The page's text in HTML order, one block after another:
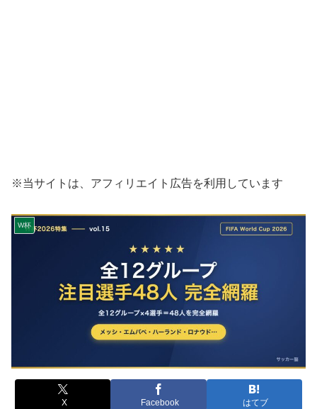
※当サイトは、アフィリエイト広告を利用しています
W杯
X Facebook はてブ